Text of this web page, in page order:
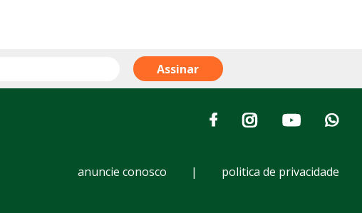
anuncie conosco | politica de privacidade